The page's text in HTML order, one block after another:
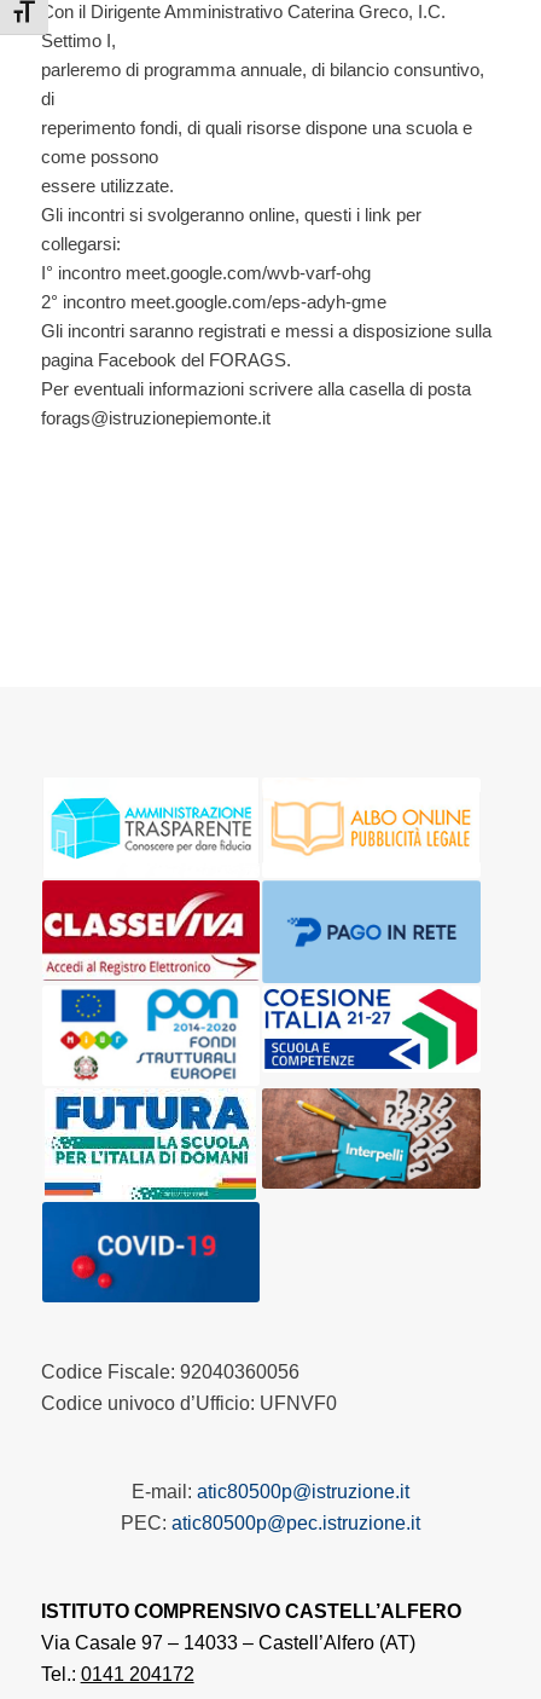
Attiva/disattiva dimensione testo
Con il Dirigente Amministrativo Caterina Greco, I.C.
Settimo I,
parleremo di programma annuale, di bilancio consuntivo,
di
reperimento fondi, di quali risorse dispone una scuola e
come possono
essere utilizzate.
Gli incontri si svolgeranno online, questi i link per
collegarsi:
I° incontro meet.google.com/wvb-varf-ohg
2° incontro meet.google.com/eps-adyh-gme
Gli incontri saranno registrati e messi a disposizione sulla
pagina Facebook del FORAGS.
Per eventuali informazioni scrivere alla casella di posta
forags@istruzionepiemonte.it
Codice Fiscale: 92040360056
Codice univoco d’Ufficio: UFNVF0
E-mail: atic80500p@istruzione.it
PEC: atic80500p@pec.istruzione.it
ISTITUTO COMPRENSIVO CASTELL’ALFERO
Via Casale 97 – 14033 – Castell’Alfero (AT)
Tel.: 0141 204172